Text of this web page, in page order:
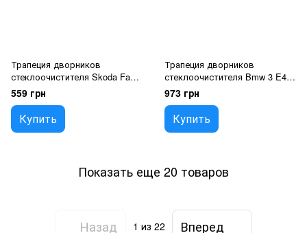
Трапеция дворников
стеклоочистителя Skoda Fabia
II 2006-2014, Roomster 2006-
2014, 5J1955605B
559 грн
Купить
Трапеция дворников
стеклоочистителя Bmw 3 E46
(1998-2005), 61617071693
973 грн
Купить
Показать еще 20 товаров
Назад 1 из 22 Вперед